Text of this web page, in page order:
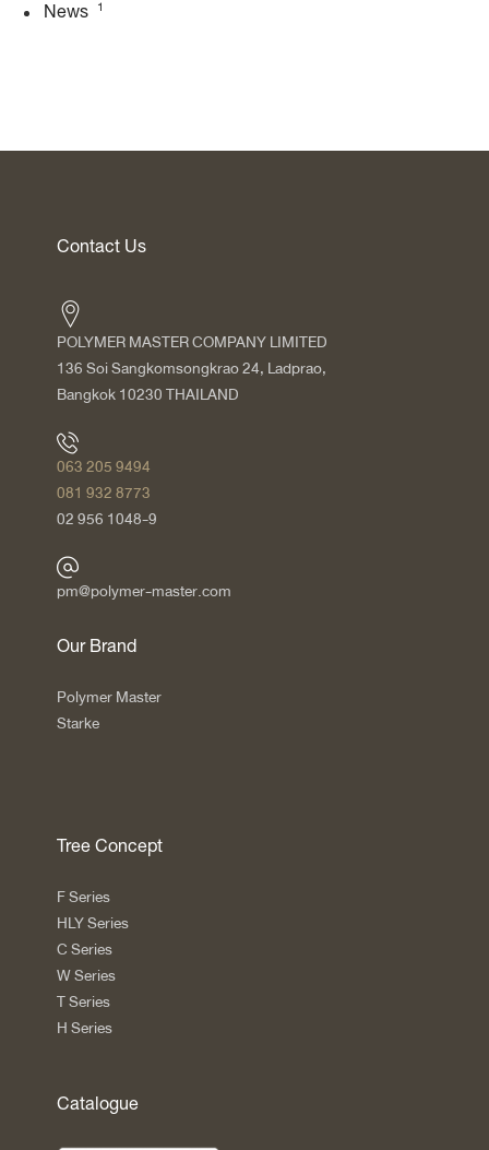
News 1
Contact Us
POLYMER MASTER COMPANY LIMITED
136 Soi Sangkomsongkrao 24, Ladprao,
Bangkok 10230 THAILAND
063 205 9494
081 932 8773
02 956 1048-9
pm@polymer-master.com
Our Brand
Polymer Master
Starke
Tree Concept
F Series
HLY Series
C Series
W Series
T Series
H Series
Catalogue